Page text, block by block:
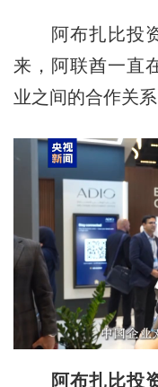
阿布扎比投资
来，阿联酋一直
业之间的合作关系
阿布扎比投